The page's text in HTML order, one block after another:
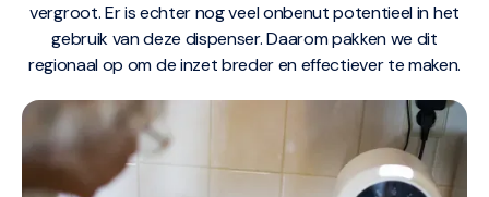
vergroot. Er is echter nog veel onbenut potentieel in het
gebruik van deze dispenser. Daarom pakken we dit
regionaal op om de inzet breder en effectiever te maken.